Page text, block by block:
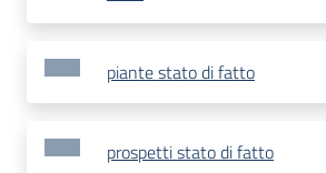
piante stato di fatto
prospetti stato di fatto